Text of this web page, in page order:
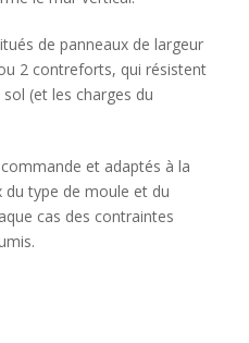
de panneaux de largeur
2 contreforts, qui résistent
(et les charges du
et adaptés à la
du type de moule et du
cas des contraintes